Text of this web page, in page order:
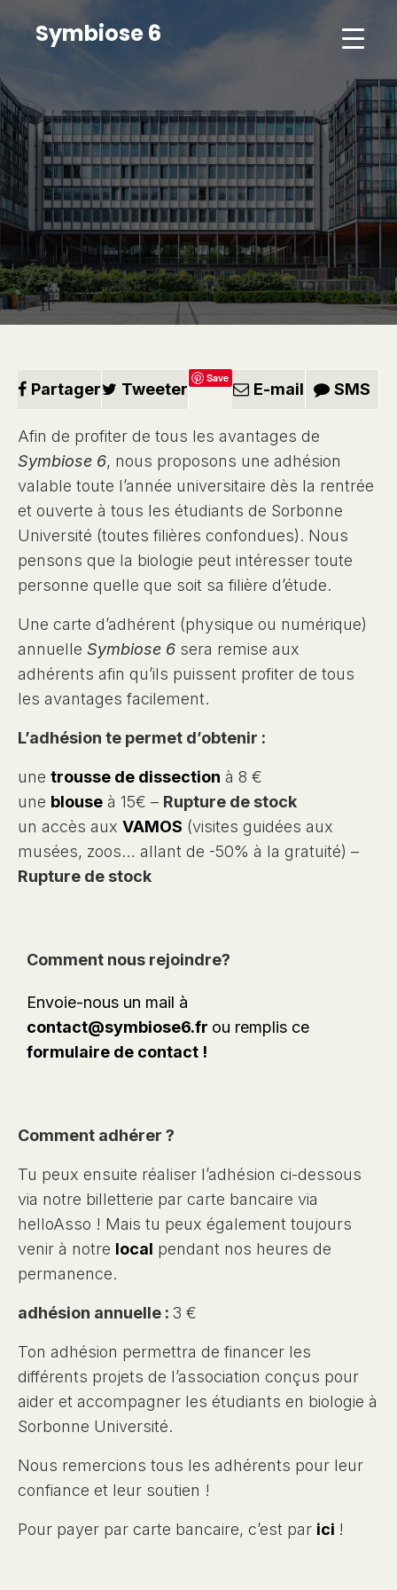
Symbiose 6
Partager Tweeter
Save
E-mail SMS
Afin de profiter de tous les avantages de
Symbiose 6, nous proposons une adhésion
valable toute l’année universitaire dès la rentrée
et ouverte à tous les étudiants de Sorbonne
Université (toutes filières confondues). Nous
pensons que la biologie peut intéresser toute
personne quelle que soit sa filière d’étude.
Une carte d’adhérent (physique ou numérique)
annuelle Symbiose 6 sera remise aux
adhérents afin qu’ils puissent profiter de tous
les avantages facilement.
L’adhésion te permet d’obtenir :
une trousse de dissection à 8 €
une blouse à 15€ – Rupture de stock
un accès aux VAMOS (visites guidées aux
musées, zoos… allant de -50% à la gratuité) –
Rupture de stock
Comment nous rejoindre?
Envoie-nous un mail à
contact@symbiose6.fr ou remplis ce
formulaire de contact !
Comment adhérer ?
Tu peux ensuite réaliser l’adhésion ci-dessous
via notre billetterie par carte bancaire via
helloAsso ! Mais tu peux également toujours
venir à notre local pendant nos heures de
permanence.
adhésion annuelle : 3 €
Ton adhésion permettra de financer les
différents projets de l’association conçus pour
aider et accompagner les étudiants en biologie à
Sorbonne Université.
Nous remercions tous les adhérents pour leur
confiance et leur soutien !
Pour payer par carte bancaire, c’est par ici !